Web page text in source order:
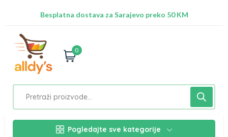
Nalazimo se na adresi Stupska 21b, Ilidža 71210
0
Pogledajte sve kategorije